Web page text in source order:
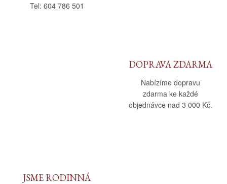
Tel: 604 786 501
DOPRAVA ZDARMA
Nabízíme dopravu
zdarma ke každé
objednávce nad 3 000 Kč.
JSME RODINNÁ